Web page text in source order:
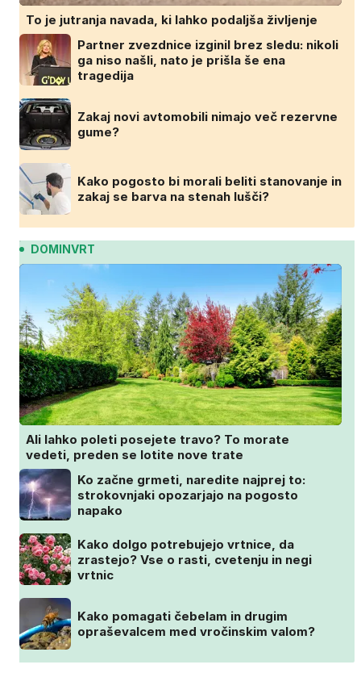
To je jutranja navada, ki lahko podaljša življenje
Partner zvezdnice izginil brez sledu: nikoli
ga niso našli, nato je prišla še ena
tragedija
Zakaj novi avtomobili nimajo več rezervne
gume?
Kako pogosto bi morali beliti stanovanje in
zakaj se barva na stenah lušči?
DOMINVRT
Ali lahko poleti posejete travo? To morate
vedeti, preden se lotite nove trate
Ko začne grmeti, naredite najprej to:
strokovnjaki opozarjajo na pogosto
napako
Kako dolgo potrebujejo vrtnice, da
zrastejo? Vse o rasti, cvetenju in negi
vrtnic
Kako pomagati čebelam in drugim
opraševalcem med vročinskim valom?